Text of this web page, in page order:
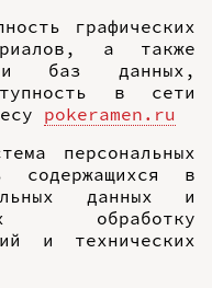
графических
а также
баз данных,
в сети
pokeramen.ru
персональных
содержащихся в
данных и
обработку
и технических